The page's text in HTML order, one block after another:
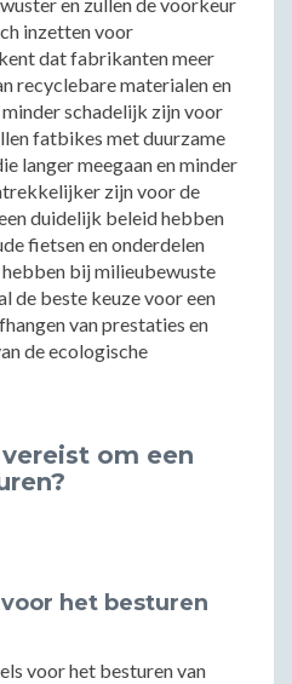
inzetten voor
dat fabrikanten meer
recyclebare materialen en
schadelijk zijn voor
fatbikes met duurzame
langer meegaan en minder
zijn voor de
duidelijk beleid hebben
fietsen en onderdelen
bij milieubewuste
de beste keuze voor een
van prestaties en
de ecologische
om een
het besturen
voor het besturen van